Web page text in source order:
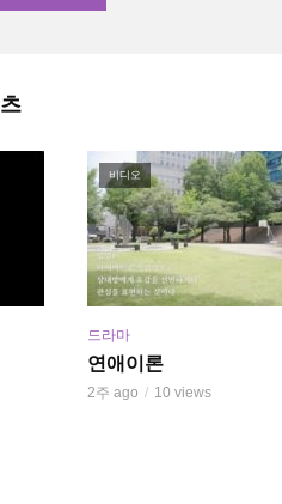
비디오
드라마
연애이론
2주 ago 10 views